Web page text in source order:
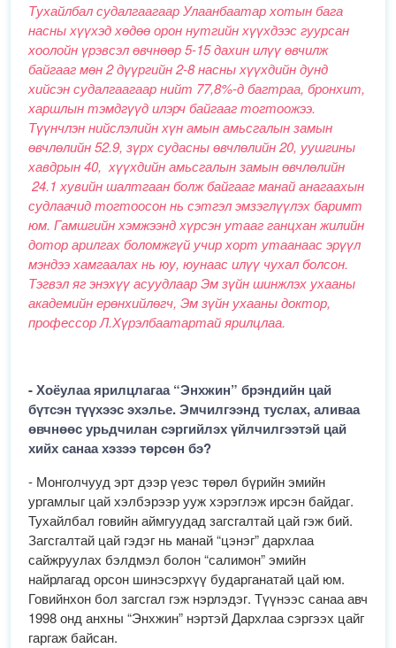
Тухайлбал судалгаагаар Улаанбаатар хотын бага
насны хүүхэд хөдөө орон нутгийн хүүхдээс гуурсан
хоолойн үрэвсэл өвчнөөр 5-15 дахин илүү өвчилж
байгааг мөн 2 дүүргийн 2-8 насны хүүхдийн дунд
хийсэн судалгаагаар нийт 77,8%-д багтраа, бронхит,
харшлын тэмдгүүд илэрч байгааг тогтоожээ.
Түүнчлэн нийслэлийн хүн амын амьсгалын замын
өвчлөлийн 52.9, зүрх судасны өвчлөлийн 20, уушгины
хавдрын 40, хүүхдийн амьсгалын замын өвчлөлийн
24.1 хувийн шалтгаан болж байгааг манай анагаахын
судлаачид тогтоосон нь сэтгэл эмзэглүүлэх баримт
юм. Гамшгийн хэмжээнд хүрсэн утааг ганцхан жилийн
дотор арилгах боломжгүй учир хорт утаанаас эрүүл
мэндээ хамгаалах нь юу, юунаас илүү чухал болсон.
Тэгвэл яг энэхүү асуудлаар Эм зүйн шинжлэх ухааны
академийн ерөнхийлөгч, Эм зүйн ухааны доктор,
профессор Л.Хүрэлбаатартай ярилцлаа.
- Хоёулаа ярилцлагаа “Энхжин” брэндийн цай
бүтсэн түүхээс эхэлье. Эмчилгээнд туслах, аливаа
өвчнөөс урьдчилан сэргийлэх үйлчилгээтэй цай
хийх санаа хэзээ төрсөн бэ?
- Монголчууд эрт дээр үеэс төрөл бүрийн эмийн
ургамлыг цай хэлбэрээр ууж хэрэглэж ирсэн байдаг.
Тухайлбал говийн аймгуудад загсгалтай цай гэж бий.
Загсгалтай цай гэдэг нь манай “цэнэг” дархлаа
сайжруулах бэлдмэл болон “салимон” эмийн
найрлагад орсон шинэсэрхүү бударганатай цай юм.
Говийнхон бол загсгал гэж нэрлэдэг. Түүнээс санаа авч
1998 онд анхны “Энхжин” нэртэй Дархлаа сэргээх цайг
гаргаж байсан.